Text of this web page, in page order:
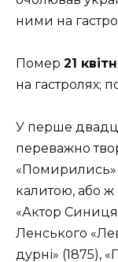
ними на
Помер 21
на гастролях;
У перше
переважно
«Помирились»
калитою, або ж
«Актор
Ленського
дурні» (1875),